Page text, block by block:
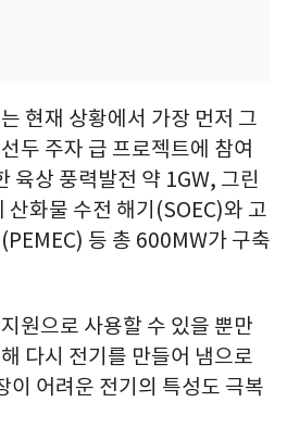
현재 상황에서 가장 먼저 그
두 주자 급 프로젝트에 참여
육상 풍력발전 약 1GW, 그린
산화물 수전 해기(SOEC)와 고
등 총 600MW가 구축
원으로 사용할 수 있을 뿐만
다시 전기를 만들어 냄으로
이 어려운 전기의 특성도 극복